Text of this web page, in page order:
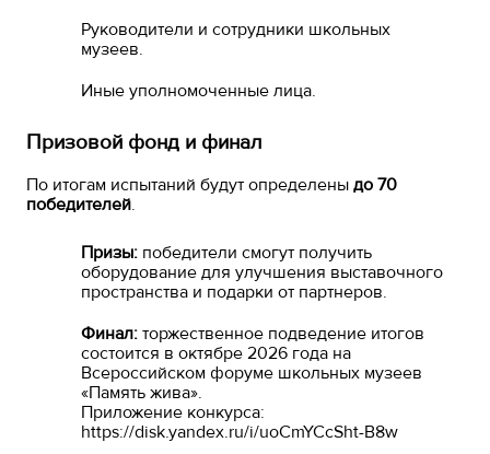
Руководители и сотрудники школьных
музеев.
Иные уполномоченные лица.
Призовой фонд и финал
По итогам испытаний будут определеныдо 70
победителей.
Призы: победители смогут получить
оборудование для улучшения выставочного
пространства и подарки от партнеров.
Финал: торжественное подведение итогов
состоится в октябре 2026 года на
Всероссийском форуме школьных музеев
«Память жива».
Приложение конкурса:
https://disk.yandex.ru/i/uoCmYCcSht-B8w